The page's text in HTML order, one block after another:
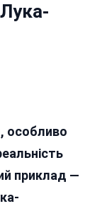
особливо
приклад —